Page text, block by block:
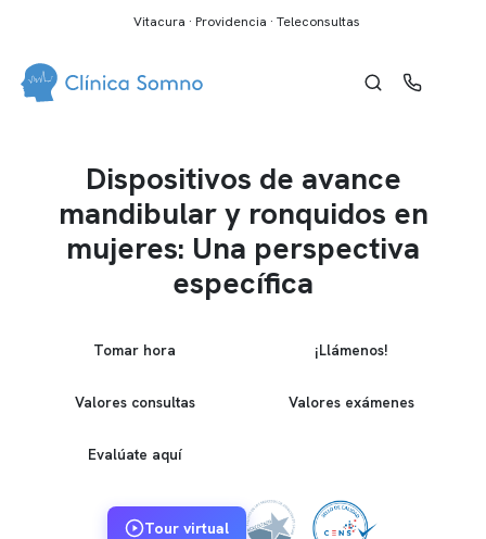
Vitacura · Providencia · Teleconsultas
Dispositivos de avance
mandibular y ronquidos en
mujeres: Una perspectiva
específica
Tomar hora ¡Llámenos!
Valores consultas Valores exámenes
Evalúate aquí
Tour virtual